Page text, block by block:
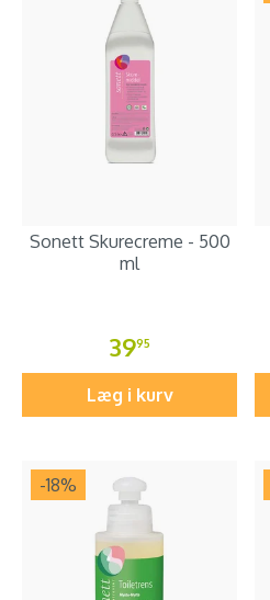
Sonett Skurecreme - 500
ml
3995
Læg i kurv
-18%